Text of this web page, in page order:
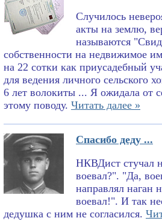
Случилось
акты на землю,
называются
собственности на недвижимое
на 22 сотки как приусадебный
для ведения личного сельского
6 лет волокиты ... Я ожидала от
этому поводу. Читать далее »
Спасибо деду ...
НКВДист стучал
воевал?". "Да,
направлял наган
воевал!". И так
дедушка с ним не согласился.